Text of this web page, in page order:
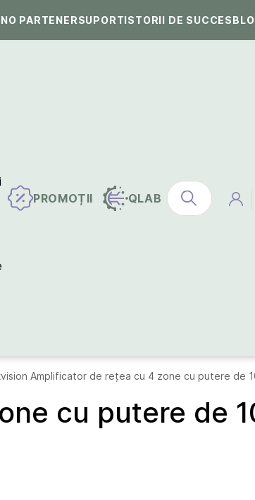
PARTENERSUPORTISTORII DE SUCCES
PROMOȚII QLAB
cu putere de